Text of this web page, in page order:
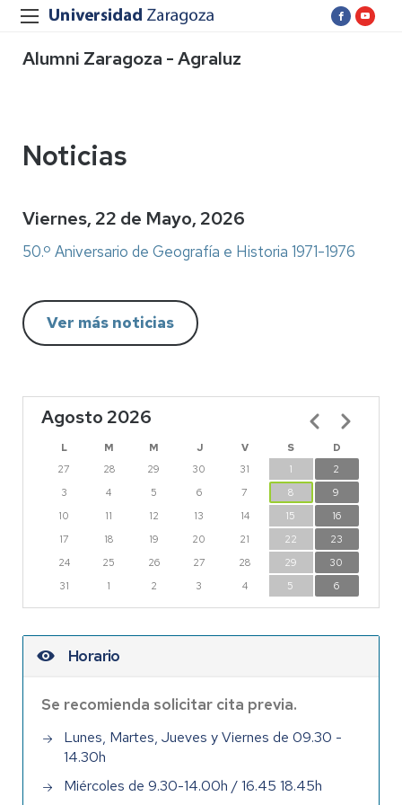
Alumni Zaragoza - Agraluz
Noticias
Viernes, 22 de Mayo, 2026
50.º Aniversario de Geografía e Historia 1971-1976
Ver más noticias
Agosto 2026
L M M J V S
D
27
28 29 30 31 1
2
3
4 5 6 7 8
9
10
11 12 13 14 15
16
17
18 19 20 21 22
23
24
25 26 27 28 29
30
31
1 2 3 4 5 6
Paginación
Horario
Se recomienda solicitar cita previa.
Lunes, Martes, Jueves y Viernes de 09.30 -
14.30h
Miércoles de 9.30-14.00h / 16.45 18.45h